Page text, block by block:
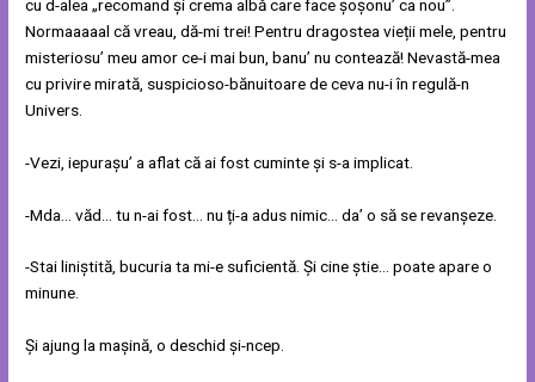
cu d-alea „recomand și crema albă care face șoșonu’ ca nou”.
Normaaaaal că vreau, dă-mi trei! Pentru dragostea vieții mele, pentru
misteriosu’ meu amor ce-i mai bun, banu’ nu contează! Nevastă-mea
cu privire mirată, suspicioso-bănuitoare de ceva nu-i în regulă-n
Univers.
-Vezi, iepurașu’ a aflat că ai fost cuminte și s-a implicat.
-Mda… văd… tu n-ai fost… nu ți-a adus nimic… da’ o să se revanșeze.
-Stai liniștită, bucuria ta mi-e suficientă. Și cine știe… poate apare o
minune.
Și ajung la mașină, o deschid și-ncep.